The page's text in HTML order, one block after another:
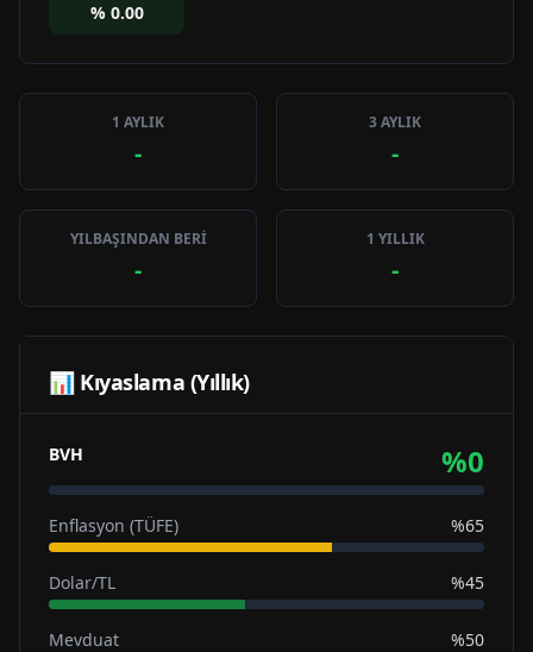
% 0.00
1 AYLIK
-
3 AYLIK
-
YILBAŞINDAN BERİ
-
1 YILLIK
-
📊 Kıyaslama (Yıllık)
BVH %0
Enflasyon (TÜFE) %65
Dolar/TL %45
Mevduat %50